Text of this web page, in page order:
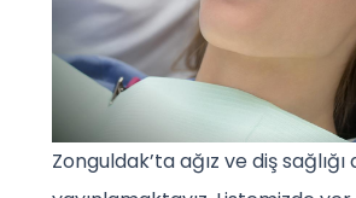
Zonguldak’ta ağız ve diş